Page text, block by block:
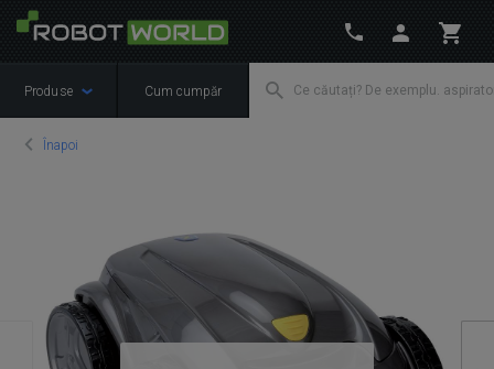
Produse Cum cumpăr
Înapoi
Precedente